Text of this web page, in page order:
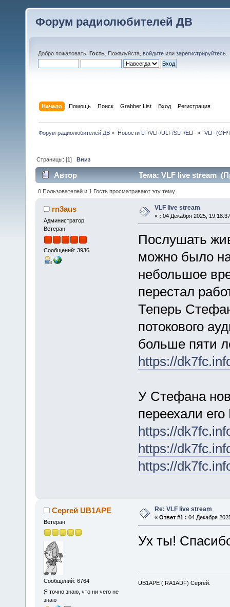
Форум радиолюбителей ДВ
Добро пожаловать, Гость . Пожалуйста, войдите или зарегистрируйтесь
Начало Помощь Поиск Grabber List Вход Регистрация
Форум радиолюбителей ДВ » Новости LF/VLF/ULF/SLF/ELF» VLF (ОНЧ
Страницы: [1]Вниз
Автор Тема: VLF live stream
0 Пользователей и 1 Гость просматривают эту тему.
rn3aus
Администратор
Ветеран
Сообщений: 3936
VLF live stream
« : 04 Декабря 2025,
Послушать
можно было
небольшое
перестал
Теперь
потокового
больше пяти
https://
У Стефана
переехали
https://
https://
https://
Сергей UB1APE
Ветеран
Сообщений: 6764
Я точно знаю, что ни чего не
знаю
Re: VLF live stream
« Ответ #1 : 04 Декабря
Ух ты!
UB1APE ( RA1ADF) Сергей.